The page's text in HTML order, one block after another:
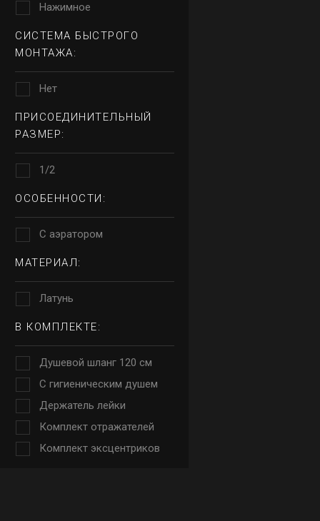
Нажимное
СИСТЕМА БЫСТРОГО
МОНТАЖА:
Нет
ПРИСОЕДИНИТЕЛЬНЫЙ
РАЗМЕР:
1/2
ОСОБЕННОСТИ:
С аэратором
МАТЕРИАЛ:
Латунь
В КОМПЛЕКТЕ:
Душевой шланг 120 см
С гигиеническим душем
Держатель лейки
Комплект отражателей
Комплект эксцентриков